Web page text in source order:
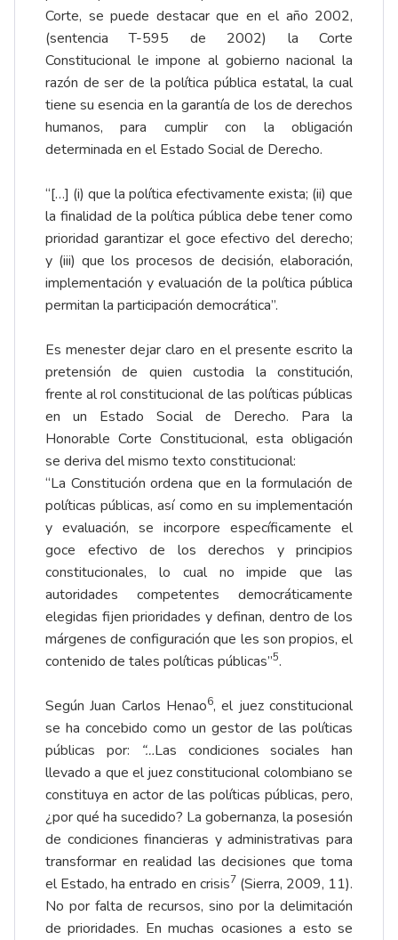
Corte, se puede destacar que en el año 2002,
(sentencia T-595 de 2002) la Corte
Constitucional le impone al gobierno nacional la
razón de ser de la política pública estatal, la cual
tiene su esencia en la garantía de los de derechos
humanos, para cumplir con la obligación
determinada en el Estado Social de Derecho.
“[…] (i) que la política efectivamente exista; (ii) que
la finalidad de la política pública debe tener como
prioridad garantizar el goce efectivo del derecho;
y (iii) que los procesos de decisión, elaboración,
implementación y evaluación de la política pública
permitan la participación democrática”.
Es menester dejar claro en el presente escrito la
pretensión de quien custodia la constitución,
frente al rol constitucional de las políticas públicas
en un Estado Social de Derecho. Para la
Honorable Corte Constitucional, esta obligación
se deriva del mismo texto constitucional:
“La Constitución ordena que en la formulación de
políticas públicas, así como en su implementación
y evaluación, se incorpore específicamente el
goce efectivo de los derechos y principios
constitucionales, lo cual no impide que las
autoridades competentes democráticamente
elegidas fijen prioridades y definan, dentro de los
márgenes de configuración que les son propios, el
contenido de tales políticas públicas”5.
Según Juan Carlos Henao6, el juez constitucional
se ha concebido como un gestor de las políticas
públicas por:
“…Las condiciones sociales han
llevado a que el juez constitucional colombiano se
constituya en actor de las políticas públicas, pero,
¿por qué ha sucedido? La gobernanza, la posesión
de condiciones financieras y administrativas para
transformar en realidad las decisiones que toma
el Estado, ha entrado en crisis7 (Sierra, 2009, 11).
No por falta de recursos, sino por la delimitación
de prioridades. En muchas ocasiones a esto se